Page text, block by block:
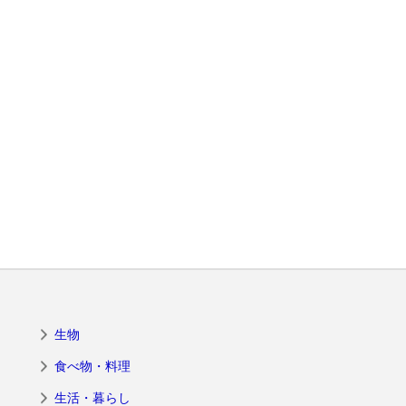
生物
食べ物・料理
生活・暮らし